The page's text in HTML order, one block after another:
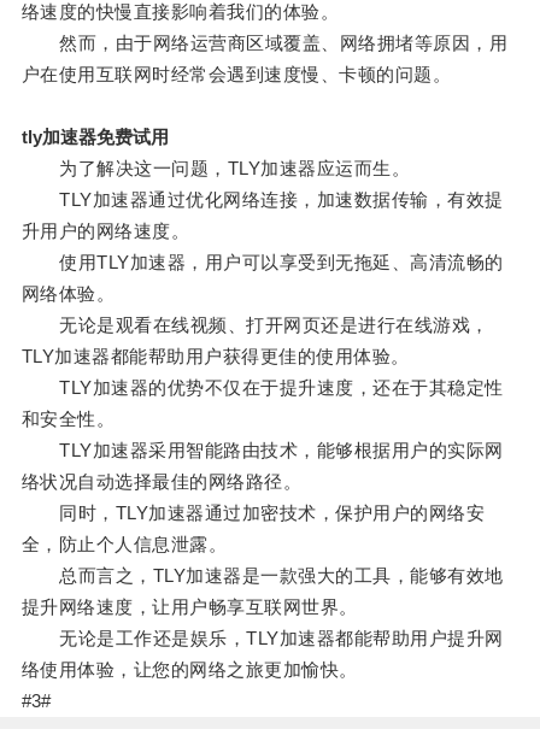
络速度的快慢直接影响着我们的体验。
然而，由于网络运营商区域覆盖、网络拥堵等原因，用
户在使用互联网时经常会遇到速度慢、卡顿的问题。
tly加速器免费试用
为了解决这一问题，TLY加速器应运而生。
TLY加速器通过优化网络连接，加速数据传输，有效提
升用户的网络速度。
使用TLY加速器，用户可以享受到无拖延、高清流畅的
网络体验。
无论是观看在线视频、打开网页还是进行在线游戏，
TLY加速器都能帮助用户获得更佳的使用体验。
TLY加速器的优势不仅在于提升速度，还在于其稳定性
和安全性。
TLY加速器采用智能路由技术，能够根据用户的实际网
络状况自动选择最佳的网络路径。
同时，TLY加速器通过加密技术，保护用户的网络安
全，防止个人信息泄露。
总而言之，TLY加速器是一款强大的工具，能够有效地
提升网络速度，让用户畅享互联网世界。
无论是工作还是娱乐，TLY加速器都能帮助用户提升网
络使用体验，让您的网络之旅更加愉快。
#3#